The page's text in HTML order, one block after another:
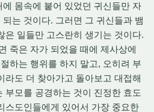
몸속에 붙어 있었던 귀신들만 자
는 것이다. 그러면 그 귀신들과 뱀
은 일들만 고스란히 생기는 것이다.
죽은 자가 되었을 때에 제사상에
하는 행위를 하지 말고, 오히려 부
라도 더 찾아가고 돌아보고 대접해
부모를 공경하는 것이 진정한 효도
스도인들에게 있어서 가장 중요한